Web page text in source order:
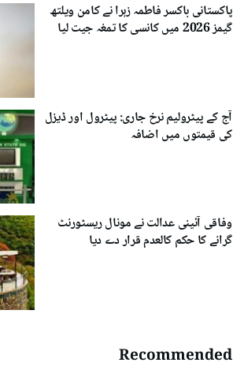
پاکستانی باکسر فاطمہ زہرا نے کامن ویلتھ
گیمز 2026 میں کانسی کا تمغہ جیت لیا
آج کے پیٹرولیم نرخ جاری: پیٹرول اور ڈیزل
کی قیمتوں میں اضافہ
وفاقی آئینی عدالت نے مونال ریسٹورنٹ
گرانے کا حکم کالعدم قرار دے دیا
Recommended